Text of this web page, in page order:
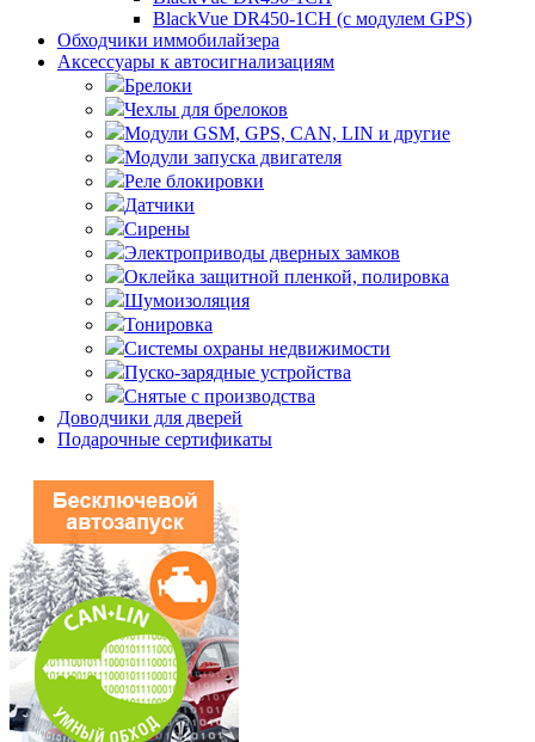
BlackVue DR450-1CH (с модулем GPS)
Обходчики иммобилайзера
Аксессуары к автосигнализациям
Брелоки
Чехлы для брелоков
Модули GSM, GPS, CAN, LIN и другие
Модули запуска двигателя
Реле блокировки
Датчики
Сирены
Электроприводы дверных замков
Оклейка защитной пленкой, полировка
Шумоизоляция
Тонировка
Системы охраны недвижимости
Пуско-зарядные устройства
Снятые с производства
Доводчики для дверей
Подарочные сертификаты